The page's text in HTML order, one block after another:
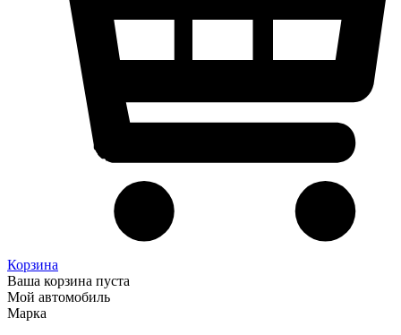
Корзина
Ваша корзина пуста
Мой автомобиль
Марка